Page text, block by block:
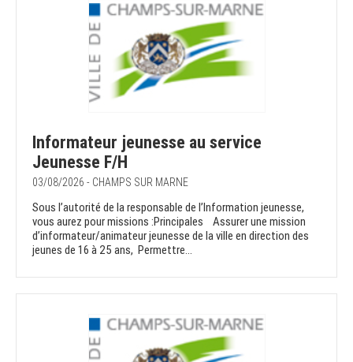
Informateur jeunesse au service
Jeunesse F/H
03/08/2026 - CHAMPS SUR MARNE
Sous l’autorité de la responsable de l’Information jeunesse,
vous aurez pour missions :Principales Assurer une mission
d’informateur/animateur jeunesse de la ville en direction des
jeunes de 16 à 25 ans, Permettre...